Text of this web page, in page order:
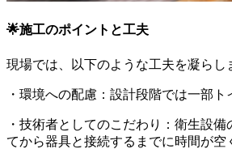
🌟施工のポイントと工夫
現場では、以下のような工夫を凝らし
・環境への配慮：設計段階では一部
・技術者としてのこだわり：衛生設
てから器具と接続するまでに時間が空